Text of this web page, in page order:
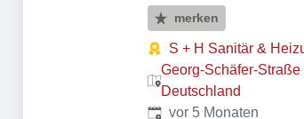
merken
S + H Sanitär &
Georg-Schäfer-
Deutschland
Veröffentlicht:
vor 5 Monaten